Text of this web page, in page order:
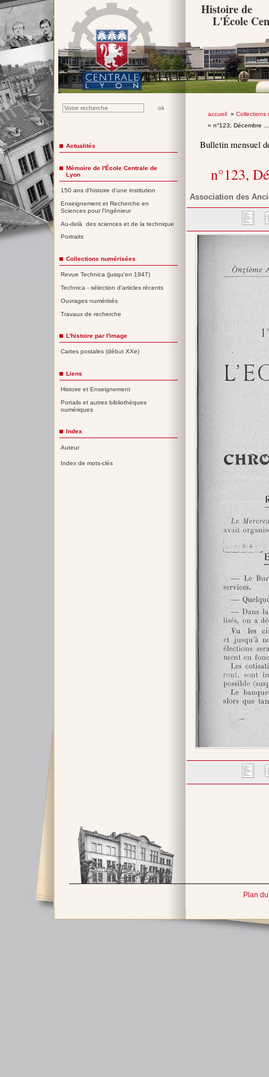
Histoire de
L'École
accueil» Collections
» n°123, Décembre
Bulletin mensuel
n°123,
Association des
Actualités
Mémoire de l'École Centrale de
Lyon
150 ans d'histoire d'une institution
Enseignement et Recherche en
Sciences pour l'Ingénieur
Au-delà des sciences et de la technique
Portraits
Collections numérisées
Revue Technica (jusqu'en 1947)
Technica - sélection d'articles récents
Ouvrages numérisés
Travaux de recherche
L'histoire par l'image
Cartes postales (début XXe)
Liens
Histoire et Enseignement
Portails et autres bibliothèques
numériques
Index
Auteur
Index de mots-clés
Plan